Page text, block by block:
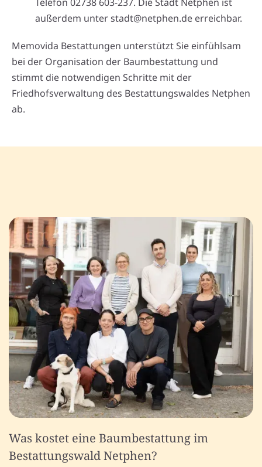
außerdem unter stadt@netphen.de erreichbar.
Memovida Bestattungen unterstützt Sie einfühlsam
bei der Organisation der Baumbestattung und
stimmt die notwendigen Schritte mit der
Friedhofsverwaltung des Bestattungswaldes Netphen
ab.
Was kostet eine Baumbestattung im
Bestattungswald Netphen?